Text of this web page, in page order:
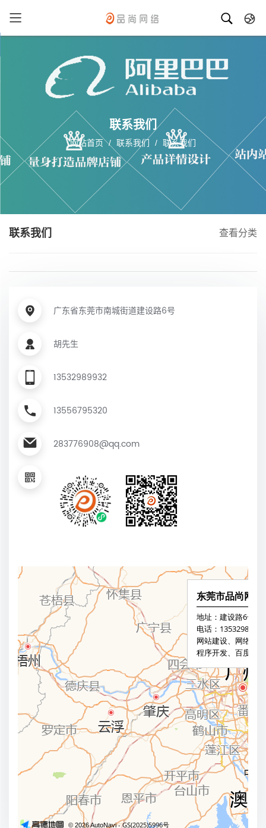
中文
英文
德语
联系我们
网站首页 / 联系我们 / 联系我们
联系我们 查看分类
广东省东莞市南城街道建设路6号
胡先生
13532989932
13556795320
283776908@qq.com